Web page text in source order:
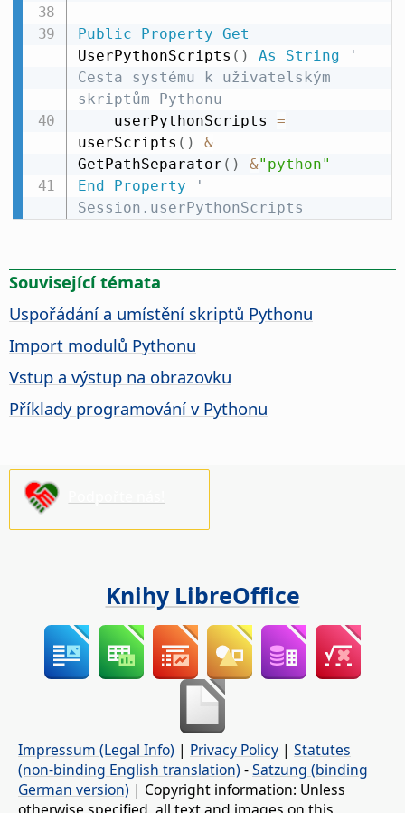
Public Property Get
UserPythonScripts ( ) As String
'
Cesta systému k uživatelským
skriptům Pythonu
    userPythonScripts
=
userScripts ( )
&
GetPathSeparator ( ) &"python"
End
Property
'
Session.userPythonScripts
Související témata
Uspořádání a umístění skriptů Pythonu
Import modulů Pythonu
Vstup a výstup na obrazovku
Příklady programování v Pythonu
Knihy LibreOffice
Impressum (Legal Info) | Privacy Policy | Statutes
(non-binding English translation) -Satzung (binding
German version) | Copyright information: Unless